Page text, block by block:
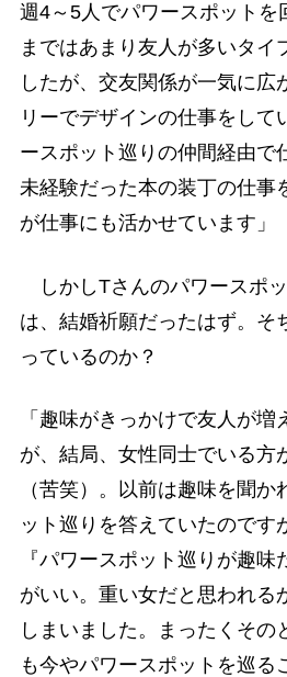
週4～5人でパワースポットを
まではあまり友人が多いタイ
したが、交友関係が一気に広
リーでデザインの仕事をして
ースポット巡りの仲間経由で
未経験だった本の装丁の仕事
が仕事にも活かせています」
しかしTさんのパワースポ
は、結婚祈願だったはず。そ
っているのか？
「趣味がきっかけで友人が
が、結局、女性同士でいる方
（苦笑）。以前は趣味を聞
ット巡りを答えていたのです
『パワースポット巡りが趣味
がいい。重い女だと思われる
しまいました。まったくその
も今やパワースポットを巡る